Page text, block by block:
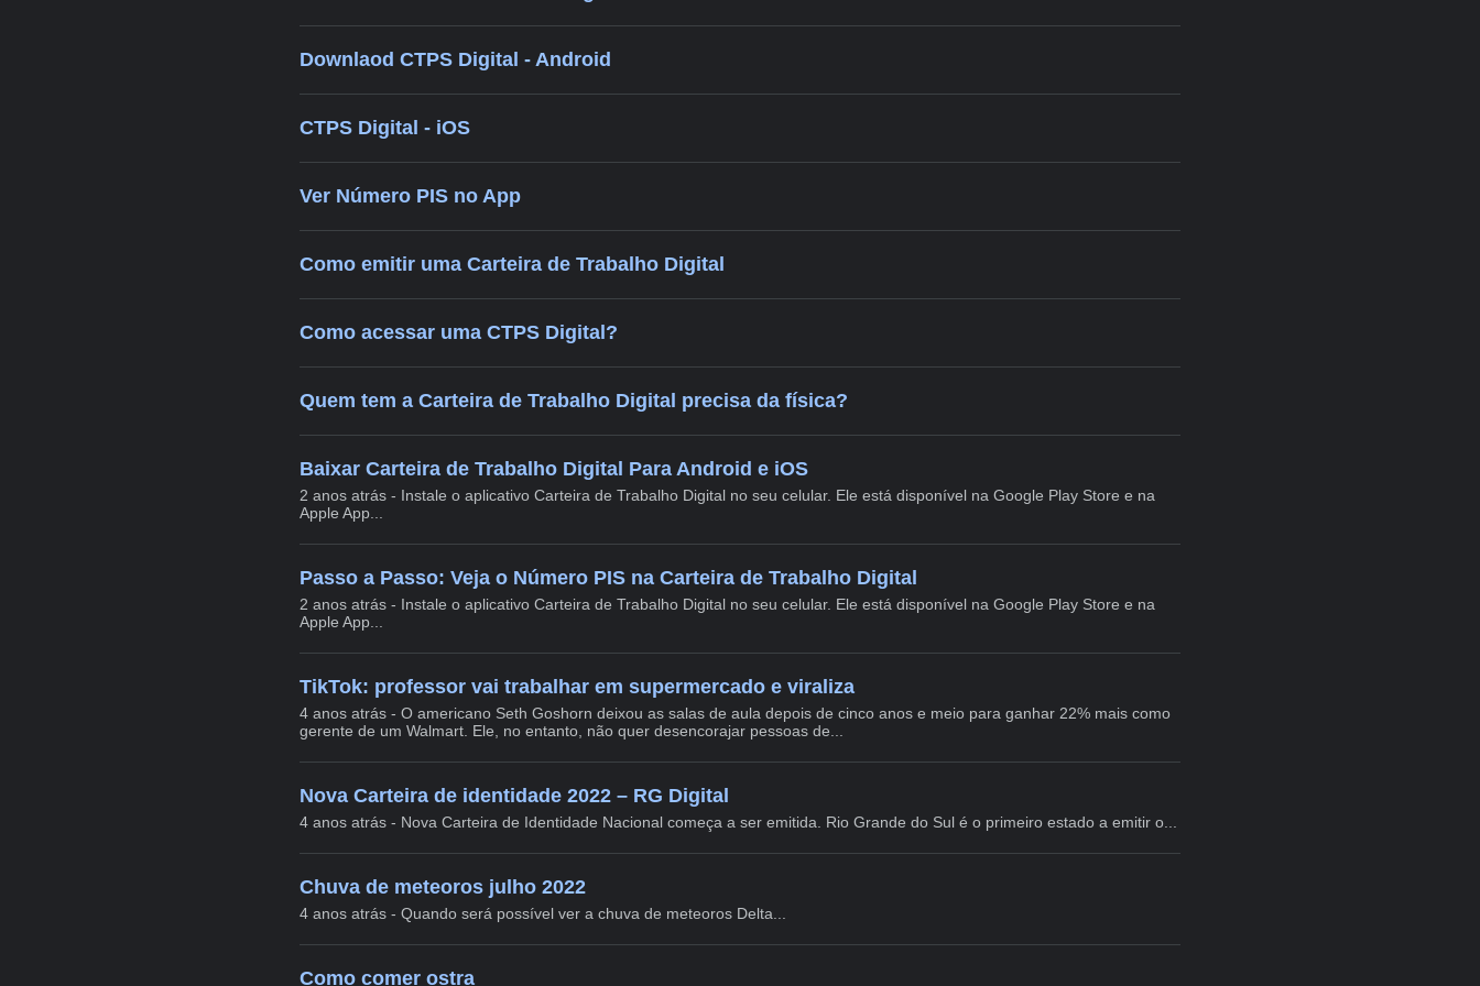
Downlaod CTPS Digital - Android
CTPS Digital - iOS
Ver Número PIS no App
Como emitir uma Carteira de Trabalho Digital
Como acessar uma CTPS Digital?
Quem tem a Carteira de Trabalho Digital precisa da física?
Baixar Carteira de Trabalho Digital Para Android e iOS
2 anos atrás - Instale o aplicativo Carteira de Trabalho Digital no seu celular. Ele está disponível na Google Play Store e na
Apple App...
Passo a Passo: Veja o Número PIS na Carteira de Trabalho Digital
2 anos atrás - Instale o aplicativo Carteira de Trabalho Digital no seu celular. Ele está disponível na Google Play Store e na
Apple App...
TikTok: professor vai trabalhar em supermercado e viraliza
4 anos atrás - O americano Seth Goshorn deixou as salas de aula depois de cinco anos e meio para ganhar 22% mais como
gerente de um Walmart. Ele, no entanto, não quer desencorajar pessoas de...
Nova Carteira de identidade 2022 – RG Digital
4 anos atrás - Nova Carteira de Identidade Nacional começa a ser emitida. Rio Grande do Sul é o primeiro estado a emitir o...
Chuva de meteoros julho 2022
4 anos atrás - Quando será possível ver a chuva de meteoros Delta...
Como comer ostra